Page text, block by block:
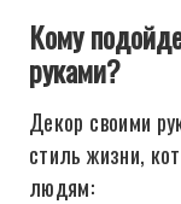
Кому
руками?
Декор своими
стиль жизни,
людям: